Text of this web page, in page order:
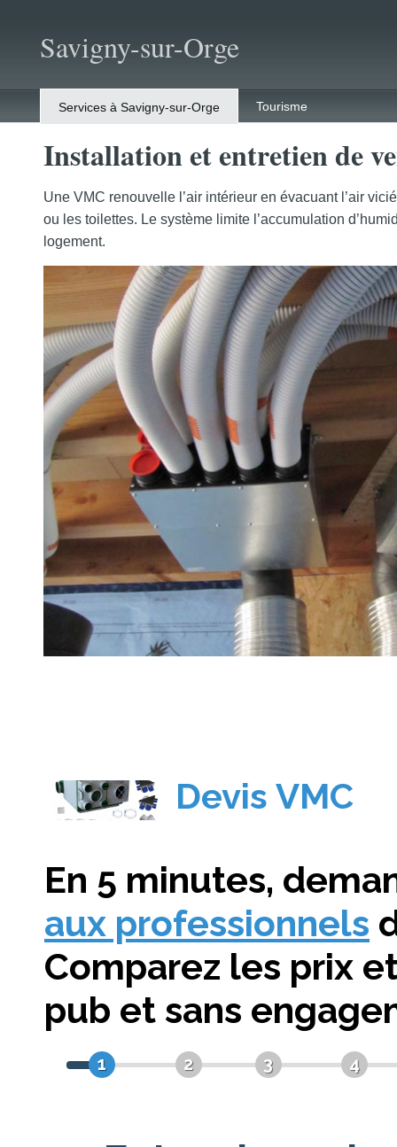
Savigny-sur-Orge
Services à Savigny-sur-Orge Tourisme
Installation et entretien de
Une VMC renouvelle l’air intérieur en évacuant l’air
ou les toilettes. Le système limite l’accumulation
logement.